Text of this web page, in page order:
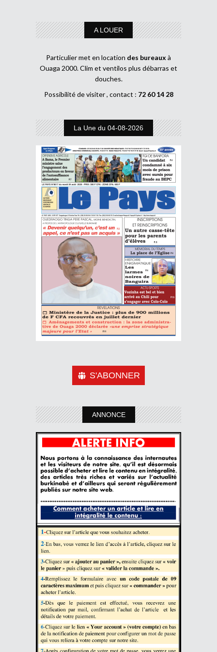
A LOUER
Particulier met en location des bureaux à
Ouaga 2000. Clim et ventilos plus débarras et
douches.
Possibilité de visiter , contact : 72 60 14 28
La Une du 04-08-2026
S'ABONNER
ANNONCE